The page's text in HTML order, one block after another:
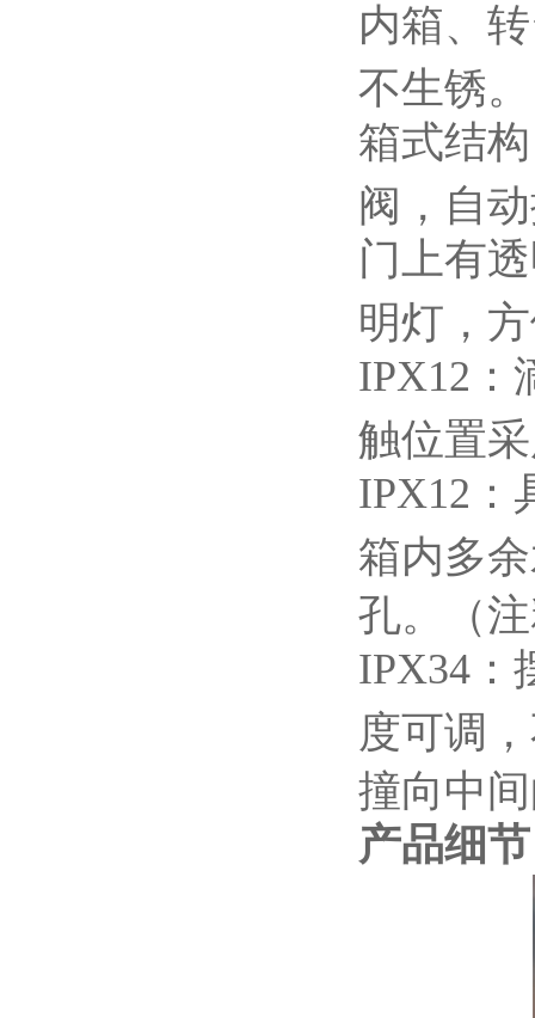
内箱、
不生锈。
箱式结
阀，自
门上有
明灯，
IPX12
触位置
IPX12
箱内多
孔。（
IPX34
度可调
撞向中
产品细节